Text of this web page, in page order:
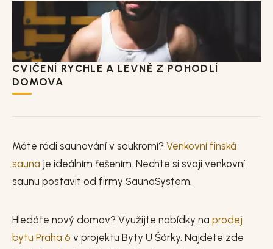
CVIČENÍ RYCHLE A LEVNĚ Z POHODLÍ
DOMOVA
Máte rádi saunování v soukromí? Venkovní finská
sauna je ideálním řešením. Nechte si svoji venkovní
saunu postavit od firmy SaunaSystem.
Hledáte nový domov? Využijte nabídky na prodej
bytu Praha 6 v projektu Byty U Šárky. Najdete zde